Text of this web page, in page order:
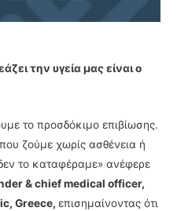
την υγεία μας είναι ο
το προσδόκιμο επιβίωσης.
ζούμε χωρίς ασθένεια ή
το καταφέραμε» ανέφερε
& chief medical officer,
Greece,επισημαίνοντας ότι